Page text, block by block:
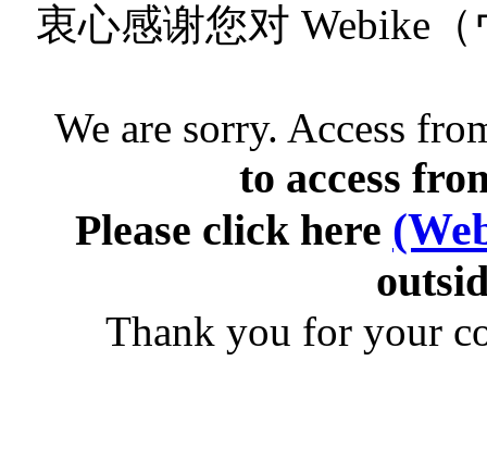
衷心感谢您对 Webike
We are sorry. Access
to access
Please click here
Thank you for your